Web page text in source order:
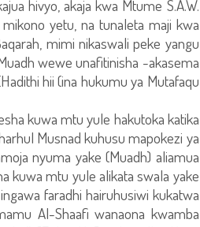
hivyo, akaja kwa Mtume S.A.W.
yetu, na tunaleta maji kwa
mimi nikaswali peke yangu
wewe unafitinisha -akasema
hii (ina hukumu ya Mutafaqu
kuwa mtu yule hakutoka katika
Musnad kuhusu mapokezi ya
nyuma yake (Muadh) aliamua
kuwa mtu yule alikata swala yake
faradhi hairuhusiwi kukatwa
Al-Shaafi wanaona kwamba